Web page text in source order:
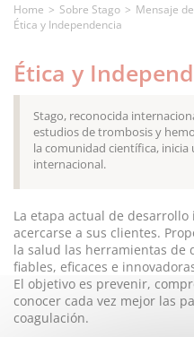
Home Sobre Stago
Mensaje
Ética y Independencia
Ética y
Stago, reconocida
estudios de trombosis y
la comunidad científica,
internacional.
La etapa actual de
acercarse a sus clientes.
la salud las herramientas de
fiables, eficaces e
El objetivo es prevenir,
conocer cada vez mejor las
coagulación.